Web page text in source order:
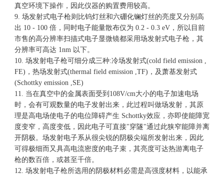
真空环境下操作，因此仪器的购置费用较高。
9. 场发射式电子枪则比钨灯丝和六硼化镧灯丝的亮度又分别高
出 10 - 100 倍，同时电子能量散布仅为 0.2 - 0.3 eV，所以目前
市售的高分辨率扫描式电子显微镜都采用场发射式电子枪，其
分辨率可高达 1nm 以下。
10. 场发射电子枪可细分成三种:冷场发射式(cold field emission ,
FE)，热场发射式(thermal field emission ,TF)，及萧基发射式
(Schottky emission ,SE)
11. 当在真空中的金属表面受到108V/cm大小的电子加速电场
时，会有可观数量的电子发射出来，此过程叫做场发射，其原
理是高电场使电子的电位障碍产生 Schottky效应，亦即使能障宽
度变窄，高度变低，因此电子可直接"穿隧"通过此狭窄能障并离
开阴极。场发射电子系从很尖锐的阴极尖端所发射出来，因此
可得极细而又具高电流密度的电子束，其亮度可达热游离电子
枪的数百倍，或甚至千倍。
12. 场发射电子枪所选用的阴极材料必需是高强度材料，以能承